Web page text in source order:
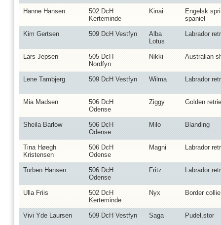
Hanne Hansen
502 DcH
Kerteminde
Kinai
Engelsk
spaniel
Kim Gertsen 509 DcH Vestfyn
Alba
Lotus
Labrador
Lars Jepsen
505 DcH
Nordfyn
Nikki Australian
Lene Tambjerg 509 DcH Vestfyn Wilma Labrador
Mia Madsen
506 DcH
Odense
Ziggy Golden
Sheila Barlow
506 DcH
Odense
Milo Blanding
Tina Høegh
Kristensen
506 DcH
Odense
Magni Labrador
Torben Hansen
506 DcH
Odense
Fritz Labrador
Ulla Friis
502 DcH
Kerteminde
Nyx Border collie
Vivi Yde Laursen 509 DcH Vestfyn Saga Pudel,stor